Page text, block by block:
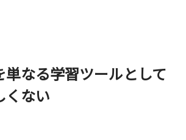
単なる学習ツールとして
くない